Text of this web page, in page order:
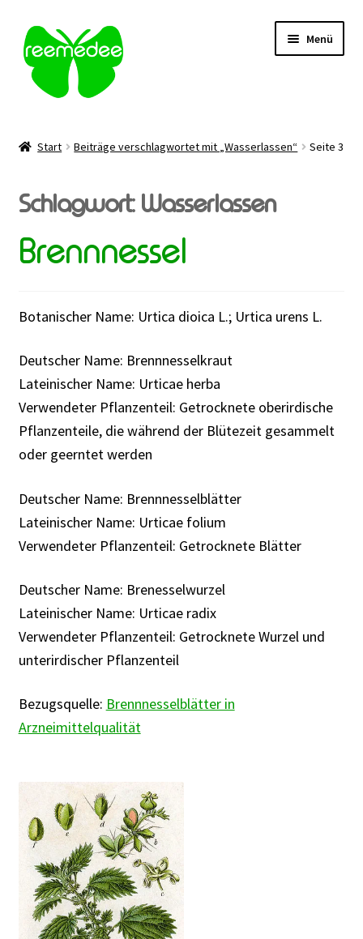
Zur
Navigation
springen
Zum
Inhalt
springen
Menü
Verabreichung
Sale
Rabattaktion
Start Beiträge verschlagwortet mit „Wasserlassen“ Seite 3
Schlagwort: Wasserlassen
Brennnessel
Botanischer Name: Urtica dioica L.; Urtica urens L.
Deutscher Name: Brennnesselkraut
Lateinischer Name: Urticae herba
Verwendeter Pflanzenteil: Getrocknete oberirdische
Pflanzenteile, die während der Blütezeit gesammelt
oder geerntet werden
Deutscher Name: Brennnesselblätter
Lateinischer Name: Urticae folium
Verwendeter Pflanzenteil: Getrocknete Blätter
Deutscher Name: Brenesselwurzel
Lateinischer Name: Urticae radix
Verwendeter Pflanzenteil: Getrocknete Wurzel und
unterirdischer Pflanzenteil
Bezugsquelle: Brennnesselblätter in
Arzneimittelqualität